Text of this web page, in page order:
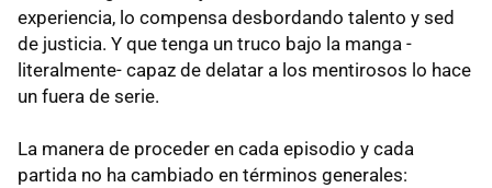
experiencia, lo compensa desbordando talento y sed
de justicia. Y que tenga un truco bajo la manga -
literalmente- capaz de delatar a los mentirosos lo hace
un fuera de serie.
La manera de proceder en cada episodio y cada
partida no ha cambiado en términos generales: